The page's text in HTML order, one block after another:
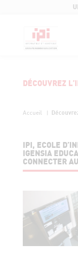
DÉCOUVREZ
Accueil
IPI, ECOLE
IGENSIA
CONNECTER